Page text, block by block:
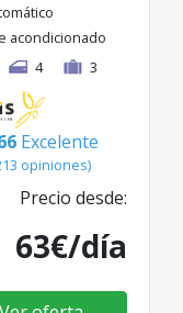
acondicionado
4 3
Excelente
opiniones)
Precio desde:
63€/día